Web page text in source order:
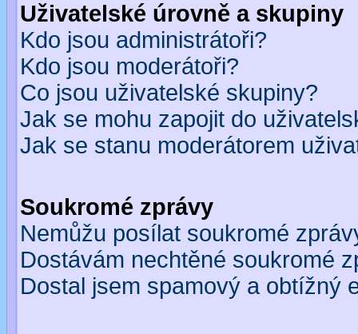
Uživatelské úrovně a skupiny
Kdo jsou administrátoři?
Kdo jsou moderátoři?
Co jsou uživatelské skupiny?
Jak se mohu zapojit do
Jak se stanu moderátorem
Soukromé zprávy
Nemůžu posílat soukromé
Dostávám nechtěné soukromé
Dostal jsem spamový a obtížný